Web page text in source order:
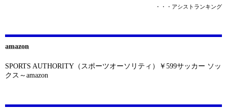
・・・アシストランキング
amazon
SPORTS AUTHORITY（スポーツオーソリティ）￥599サッカー ソッ
クス～amazon